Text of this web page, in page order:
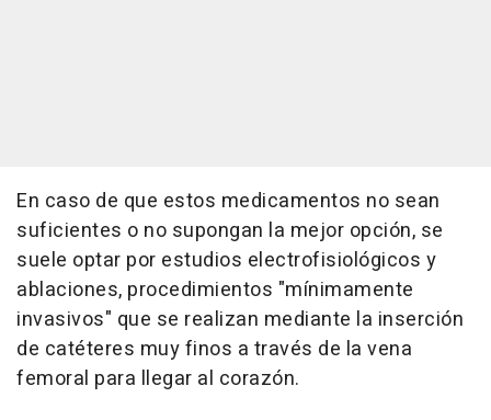
En caso de que estos medicamentos no sean
suficientes o no supongan la mejor opción, se
suele optar por estudios electrofisiológicos y
ablaciones, procedimientos "mínimamente
invasivos" que se realizan mediante la inserción
de catéteres muy finos a través de la vena
femoral para llegar al corazón.